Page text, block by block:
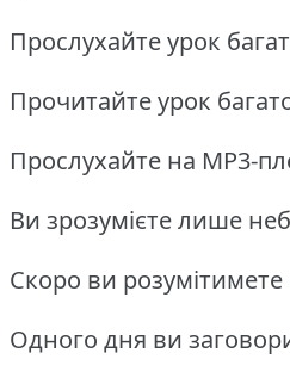
Прослухайте урок
Прочитайте урок
Прослухайте на MP3-
Ви зрозумієте лише
Скоро ви розумітимете
Одного дня ви